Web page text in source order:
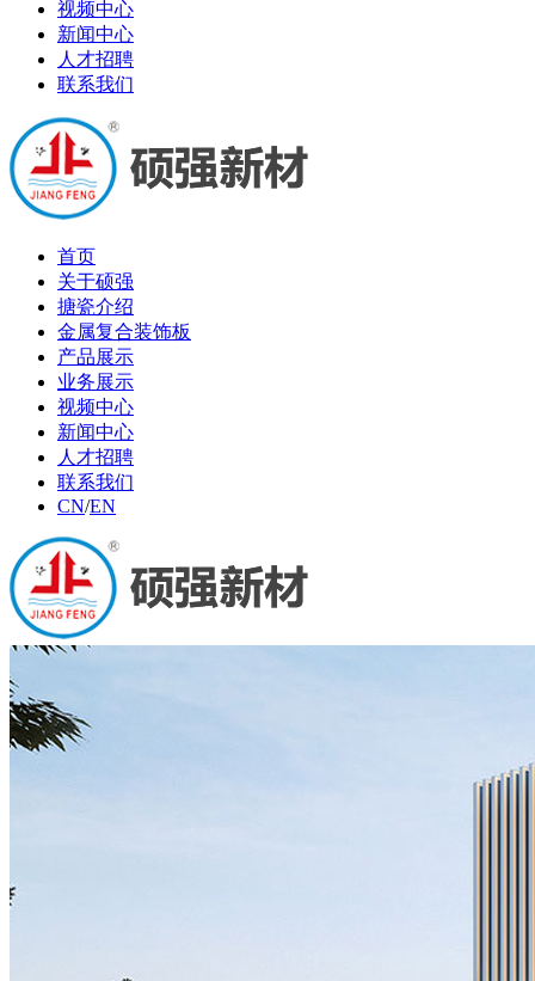
视频中心
新闻中心
人才招聘
联系我们
首页
关于硕强
搪瓷介绍
金属复合装饰板
产品展示
业务展示
视频中心
新闻中心
人才招聘
联系我们
CN/EN